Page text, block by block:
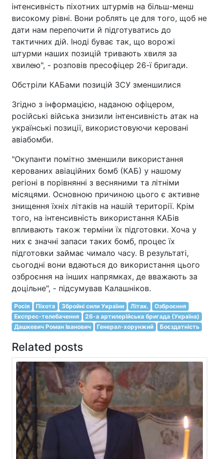
інтенсивність піхотних штурмів на більш-менш
високому рівні. Вони роблять це для того, щоб не
дати нам перепочити й підготуватись до
тактичних дій. Іноді буває так, що ворожі
штурми наших позицій тривають хвиля за
хвилею", - розповів пресофіцер 26-ї бригади.
Обстріли КАБами позицій ЗСУ зменшилися
Згідно з інформацією, наданою офіцером,
російські війська знизили інтенсивність атак на
українські позиції, використовуючи керовані
авіабомби.
"Окупанти помітно зменшили використання
керованих авіаційних бомб (КАБ) у нашому
регіоні в порівнянні з весняними та літніми
місяцями. Основною причиною цього є активне
знищення їхніх літаків на нашій території. Крім
того, на інтенсивність використання КАБів
впливають також терміни їх підготовки. Хоча у
них є значні запаси таких бомб, процес їх
підготовки займає чимало часу. В результаті,
сьогодні вони вдаються до використання цього
озброєння на інших напрямках, де вважають за
доцільне", - підсумував Калашніков.
Росія Піхота Збройні сили України Літак.
Озброєння
Експрес-телебачення
26-а артилерійська бригада (Україна)
Дашкевич Роман Іванович
Генерал-хорунжий Боєздатність
Related posts